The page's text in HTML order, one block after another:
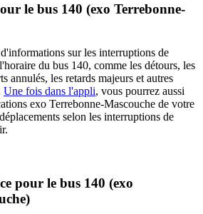
le bus 140 (exo Terrebonne-
sur les interruptions de
du bus 140, comme les détours, les
annulés, les retards majeurs et autres
Une fois dans l'appli, vous pourrez aussi
exo Terrebonne-Mascouche de votre
selon les interruptions de
pour le bus 140 (exo